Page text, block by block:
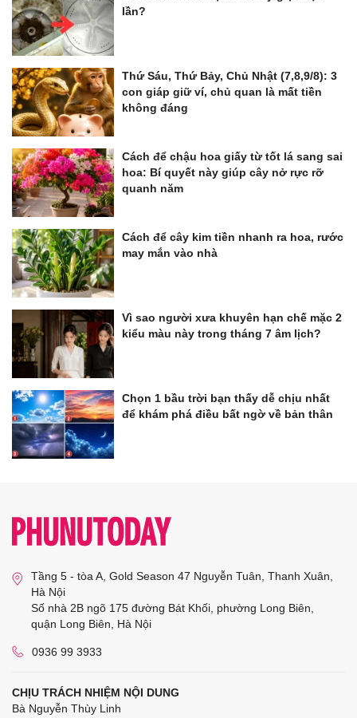
lần?
Thứ Sáu, Thứ Bảy, Chủ Nhật (7,8,9/8): 3
con giáp giữ ví, chủ quan là mất tiền
không đáng
Cách để chậu hoa giấy từ tốt lá sang sai
hoa: Bí quyết này giúp cây nở rực rỡ
quanh năm
Cách để cây kim tiền nhanh ra hoa, rước
may mắn vào nhà
Vì sao người xưa khuyên hạn chế mặc 2
kiểu màu này trong tháng 7 âm lịch?
Chọn 1 bầu trời bạn thấy dễ chịu nhất
để khám phá điều bất ngờ về bản thân
Tầng 5 - tòa A, Gold Season 47 Nguyễn Tuân, Thanh Xuân,
Hà Nội
Số nhà 2B ngõ 175 đường Bát Khối, phường Long Biên,
quận Long Biên, Hà Nội
0936 99 3933
CHỊU TRÁCH NHIỆM NỘI DUNG
Bà Nguyễn Thùy Linh